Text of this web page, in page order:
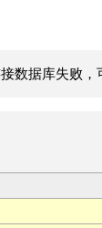
数据库失败